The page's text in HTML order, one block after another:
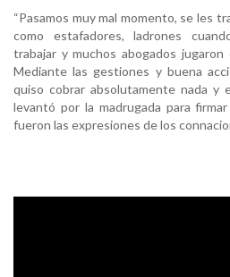
“Pasamos muy mal momento, se les
como estafadores, ladrones
trabajar y muchos abogados
Mediante las gestiones y buena
quiso cobrar absolutamente nada y
levantó por la madrugada para
fueron las expresiones de los